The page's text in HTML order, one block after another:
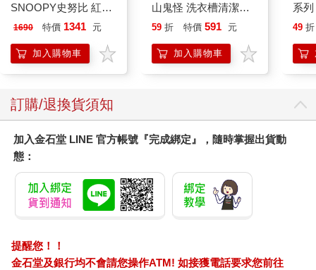
SNOOPY史努比 紅屋
造型聲控燈 夜燈 氣氛
1690 特價 1341 元
加入購物車
山鬼怪 洗衣槽清潔劑
450公克-10包組
59 折 特價 591 元
加入購物車
系
禮物
49 折
訂購/退換貨須知
加入金石堂 LINE 官方帳號『完成綁定』，隨時掌握出貨動
態：
提醒您！！
金石堂及銀行均不會請您操作ATM! 如接獲電話要求您前往